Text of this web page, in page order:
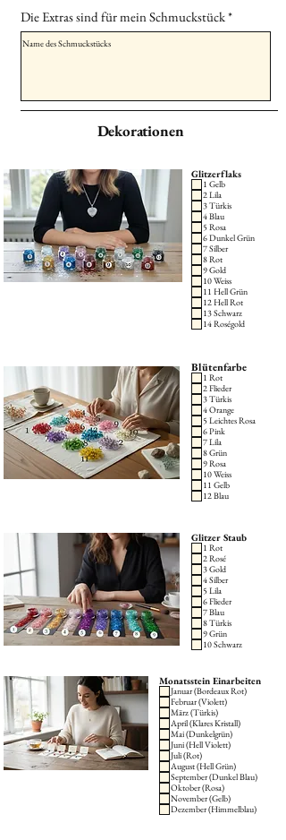
Die Extras sind für mein Schmuckstück
Dekorationen
Glitzerflaks
1 Gelb
2 Lila
3 Türkis
4 Blau
5 Rosa
6 Dunkel Grün
7 Silber
8 Rot
9 Gold
10 Weiss
11 Hell Grün
12 Hell Rot
13 Schwarz
14 Roségold
Blütenfarbe
1 Rot
2 Flieder
3 Türkis
4 Orange
5 Leichtes Rosa
6 Pink
7 Lila
8 Grün
9 Rosa
10 Weiss
11 Gelb
12 Blau
Glitzer Staub
1 Rot
2 Rosé
3 Gold
4 Silber
5 Lila
6 Flieder
7 Blau
8 Türkis
9 Grün
10 Schwarz
Monatsstein Einarbeiten
Januar (Bordeaux Rot)
Februar (Violett)
März (Türkis)
April (Klares Kristall)
Mai (Dunkelgrün)
Juni (Hell Violett)
Juli (Rot)
August (Hell Grün)
September (Dunkel Blau)
Oktober (Rosa)
November (Gelb)
Dezember (Himmelblau)